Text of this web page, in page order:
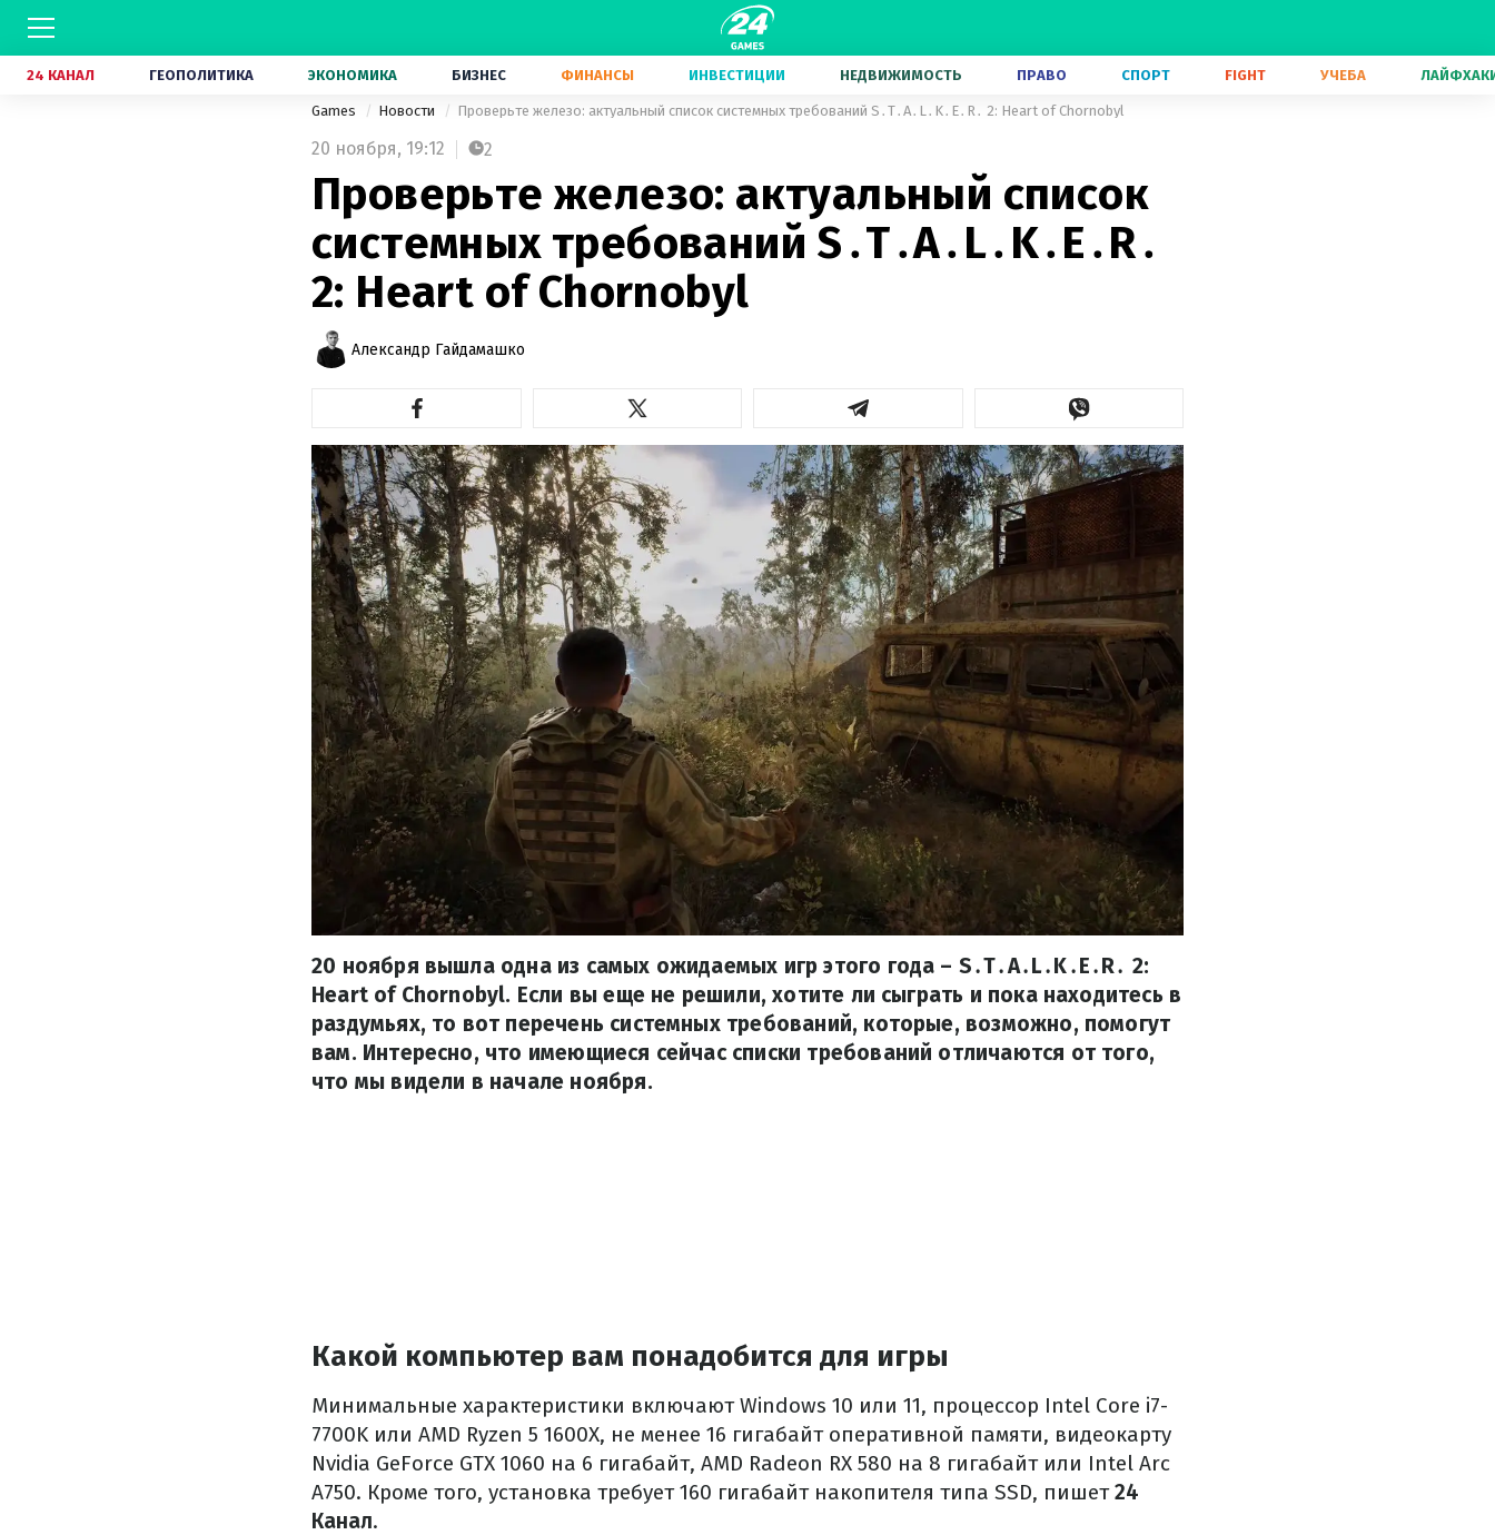
24 КАНАЛ ГЕОПОЛИТИКА ЭКОНОМИКА БИЗНЕС ФИНАНСЫ ИНВЕСТИЦИИ НЕДВИЖИМОСТЬ ПРАВО СПОРТ FIGHT УЧЕБА
Games Новости Проверьте железо: актуальный список системных требований S․T․A․L․K․E․R․ 2: Heart of Chornobyl
20 ноября, 19:12 2
Проверьте железо: актуальный список
системных требований S․T․A․L․K․E․R․
2: Heart of Chornobyl
Александр Гайдамашко
20 ноября вышла одна из самых ожидаемых игр этого года – S․T․A․L․K․E․R․ 2:
Heart of Chornobyl. Если вы еще не решили, хотите ли сыграть и пока находитесь в
раздумьях, то вот перечень системных требований, которые, возможно, помогут
вам. Интересно, что имеющиеся сейчас списки требований отличаются от того,
что мы видели в начале ноября.
Какой компьютер вам понадобится для игры
Минимальные характеристики включают Windows 10 или 11, процессор Intel Core i7-
7700K или AMD Ryzen 5 1600X, не менее 16 гигабайт оперативной памяти, видеокарту
Nvidia GeForce GTX 1060 на 6 гигабайт, AMD Radeon RX 580 на 8 гигабайт или Intel Arc
A750. Кроме того, установка требует 160 гигабайт накопителя типа SSD, пишет24
Канал.